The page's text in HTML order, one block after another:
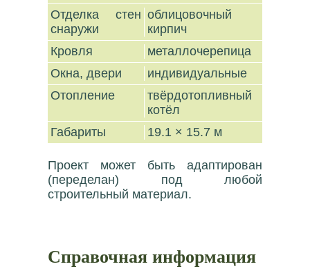
Отделка стен
снаружи
облицовочный
кирпич
Кровля
металлочерепица
Окна, двери
индивидуальные
Отопление
твёрдотопливный
котёл
Габариты
19.1 × 15.7 м
Проект может быть адаптирован
(переделан) под любой
строительный материал.
Справочная информация